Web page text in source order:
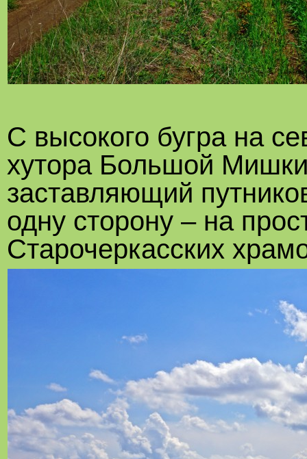
С высокого бугра на
хутора Большой
заставляющий
одну сторону – на
Старочеркасских